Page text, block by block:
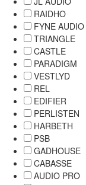
RAIDHO
FYNE AUDIO
TRIANGLE
CASTLE
PARADIGM
VESTLYD
REL
EDIFIER
PERLISTEN
HARBETH
PSB
GADHOUSE
CABASSE
AUDIO PRO